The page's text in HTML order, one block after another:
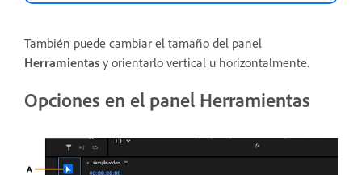
También puede cambiar el tamaño del panel
Herramientas y orientarlo vertical u horizontalmente.
Opciones en el panel Herramientas